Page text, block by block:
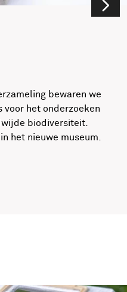
bewaren we
voor het onderzoeken
biodiversiteit.
het nieuwe museum.